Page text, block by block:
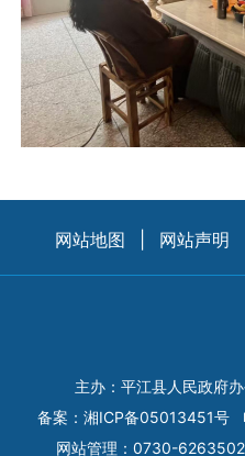
网站地图 网站声明
主办：平江县人民政府
备案： 湘ICP备05013451号
网站管理：0730-6263502